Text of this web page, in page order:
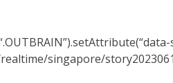
singapore/